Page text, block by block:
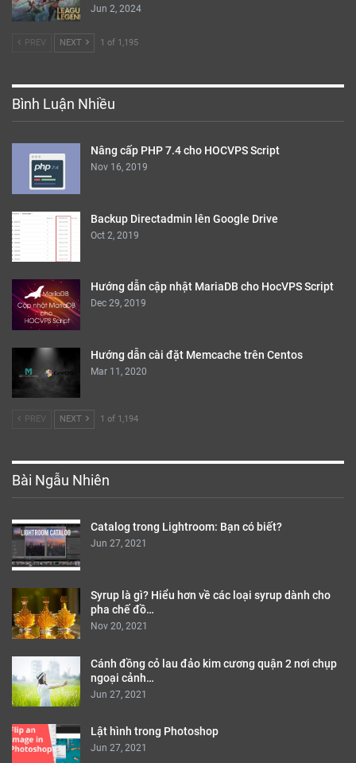
Jun 2, 2024
PREV NEXT 1 of 1,195
Bình Luận Nhiều
Nâng cấp PHP 7.4 cho HOCVPS Script
Nov 16, 2019
Backup Directadmin lên Google Drive
Oct 2, 2019
Hướng dẫn cập nhật MariaDB cho HocVPS Script
Dec 29, 2019
Hướng dẫn cài đặt Memcache trên Centos
Mar 11, 2020
PREV NEXT 1 of 1,194
Bài Ngẫu Nhiên
Catalog trong Lightroom: Bạn có biết?
Jun 27, 2021
Syrup là gì? Hiểu hơn về các loại syrup dành cho
pha chế đồ…
Nov 20, 2021
Cánh đồng cỏ lau đảo kim cương quận 2 nơi chụp
ngoại cảnh…
Jun 27, 2021
Lật hình trong Photoshop
Jun 27, 2021